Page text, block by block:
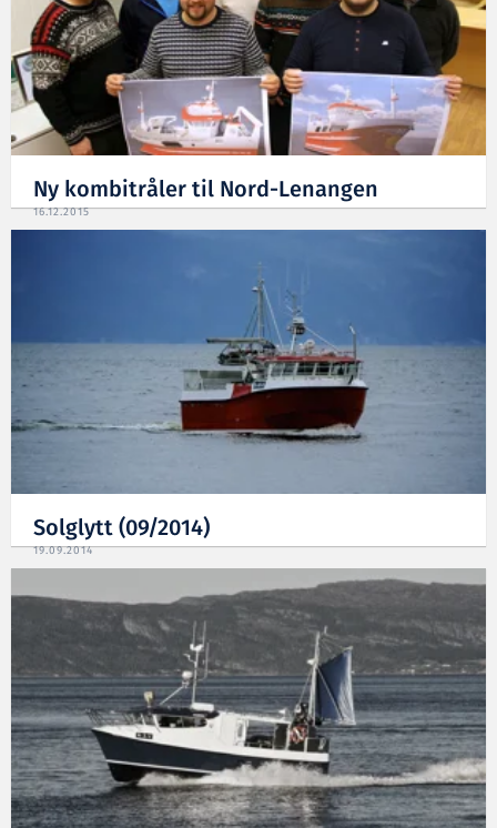
Ny kombitråler til Nord-Lenangen
16.12.2015
Solglytt (09/2014)
19.09.2014